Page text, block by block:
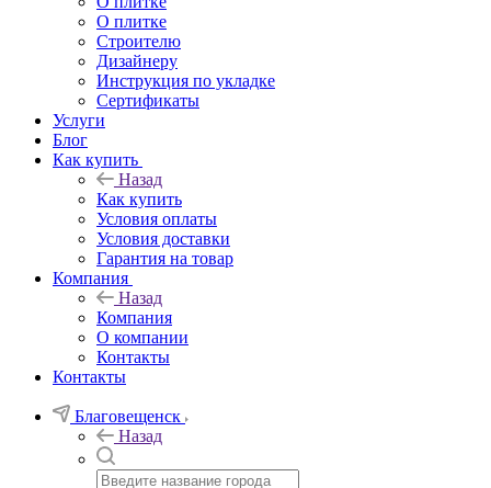
О плитке
Строителю
Дизайнеру
Инструкция по укладке
Сертификаты
Услуги
Блог
Как купить
Назад
Как купить
Условия оплаты
Условия доставки
Гарантия на товар
Компания
Назад
Компания
О компании
Контакты
Контакты
Благовещенск
Назад